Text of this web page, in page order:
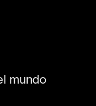
mundo